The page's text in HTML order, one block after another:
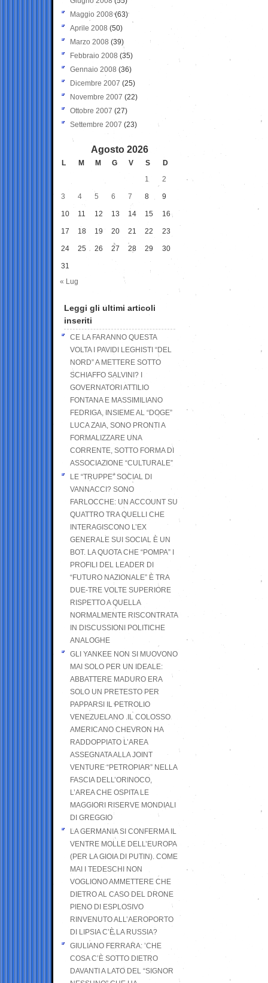
Maggio 2008(63)
Aprile 2008 (50)
Marzo 2008 (39)
Febbraio 2008 (35)
Gennaio 2008 (36)
Dicembre 2007 (25)
Novembre 2007 (22)
Ottobre 2007 (27)
Settembre 2007 (23)
Agosto 2026
L M M G V S
D
1
2
3 4 5 6 7 8 9
10 11 12 13 14 15 16
17 18 19 20 21 22 23
24 25 26 27 28 29 30
31
« Lug
Leggi gli ultimi articoli
inseriti
CE LA FARANNO QUESTA
VOLTA I PAVIDI LEGHISTI “DEL
NORD” A METTERE SOTTO
SCHIAFFO SALVINI? I
GOVERNATORI ATTILIO
FONTANA E MASSIMILIANO
FEDRIGA, INSIEME AL “DOGE”
LUCA ZAIA, SONO PRONTI A
FORMALIZZARE UNA
CORRENTE, SOTTO FORMA DI
ASSOCIAZIONE “CULTURALE”
LE “TRUPPE” SOCIAL DI
VANNACCI? SONO
FARLOCCHE: UN ACCOUNT SU
QUATTRO TRA QUELLI CHE
INTERAGISCONO L’EX
GENERALE SUI SOCIAL È UN
BOT. LA QUOTA CHE “POMPA” I
PROFILI DEL LEADER DI
“FUTURO NAZIONALE” È TRA
DUE-TRE VOLTE SUPERIORE
RISPETTO A QUELLA
NORMALMENTE RISCONTRATA
IN DISCUSSIONI POLITICHE
ANALOGHE
GLI YANKEE NON SI MUOVONO
MAI SOLO PER UN IDEALE:
ABBATTERE MADURO ERA
SOLO UN PRETESTO PER
PAPPARSI IL PETROLIO
VENEZUELANO .IL COLOSSO
AMERICANO CHEVRON HA
RADDOPPIATO L’AREA
ASSEGNATA ALLA JOINT
VENTURE “PETROPIAR” NELLA
FASCIA DELL’ORINOCO,
L’AREA CHE OSPITA LE
MAGGIORI RISERVE MONDIALI
DI GREGGIO
LA GERMANIA SI CONFERMA IL
VENTRE MOLLE DELL’EUROPA
(PER LA GIOIA DI PUTIN). COME
MAI I TEDESCHI NON
VOGLIONO AMMETTERE CHE
DIETRO AL CASO DEL DRONE
PIENO DI ESPLOSIVO
RINVENUTO ALL’AEROPORTO
DI LIPSIA C’È LA RUSSIA?
GIULIANO FERRARA: ’CHE
COSA C’È SOTTO DIETRO
DAVANTI A LATO DEL “SIGNOR